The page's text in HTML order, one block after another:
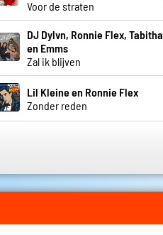
Voor de straten
DJ Dylvn, Ronnie Flex, Tabitha
en Emms
Zal ik blijven
Lil Kleine en Ronnie Flex
Zonder reden